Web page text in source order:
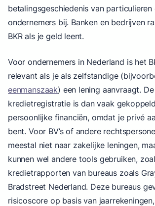
betalingsgeschiedenis van particulieren
ondernemers bij. Banken en bedrijven
BKR als je geld leent.
Voor ondernemers in Nederland is het
relevant als je als zelfstandige
eenmanszaak) een lening aanvraagt. De
kredietregistratie is dan vaak
persoonlijke financiën, omdat je privé
bent. Voor BV’s of andere
meestal niet naar zakelijke leningen,
kunnen wel andere tools gebruiken,
kredietrapporten van bureaus zoals
Bradstreet Nederland. Deze bureaus
risicoscore op basis van jaarrekeningen,